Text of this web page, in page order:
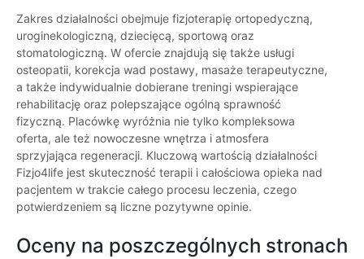
Zakres działalności obejmuje fizjoterapię ortopedyczną,
uroginekologiczną, dziecięcą, sportową oraz
stomatologiczną. W ofercie znajdują się także usługi
osteopatii, korekcja wad postawy, masaże terapeutyczne,
a także indywidualnie dobierane treningi wspierające
rehabilitację oraz polepszające ogólną sprawność
fizyczną. Placówkę wyróżnia nie tylko kompleksowa
oferta, ale też nowoczesne wnętrza i atmosfera
sprzyjająca regeneracji. Kluczową wartością działalności
Fizjo4life jest skuteczność terapii i całościowa opieka nad
pacjentem w trakcie całego procesu leczenia, czego
potwierdzeniem są liczne pozytywne opinie.
Oceny na poszczególnych stronach